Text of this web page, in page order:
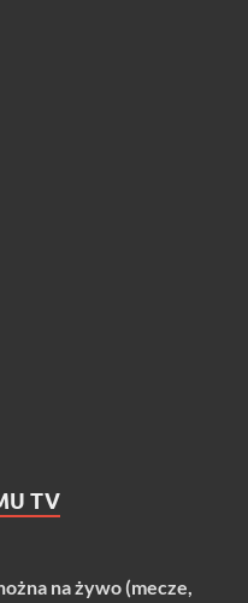
TV
na żywo (mecze,